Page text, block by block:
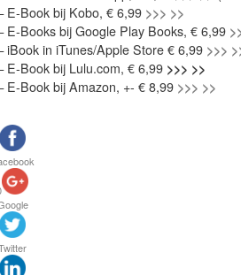
Book bij Kobo, € 6,99 >>> >>
Books bij Google Play Books, € 6,99
in iTunes/Apple Store € 6,99 >>>
Book bij Lulu.com, € 6,99 >>> >>
Book bij Amazon, +- € 8,99 >>> >>